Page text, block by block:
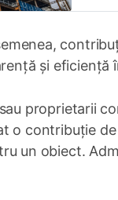
și
proprietarii
o contribuție
un obiect.